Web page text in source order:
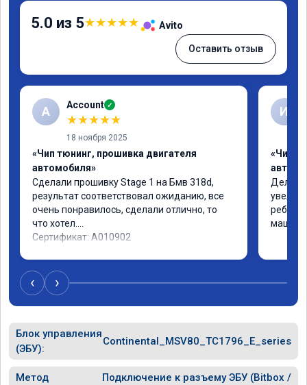
5.0 из 5★★★★★ Avito
Оставить отзыв
A Account ✓
★★★★★
18 ноября 2025
«Чип тюнинг, прошивка двигателя
автомобиля»
Сделали прошивку Stage 1 на Бмв 318d,
результат соответствовал ожиданию, все
очень понравилось, сделали отлично, то
что хотел.
Сертификат: A010902
И
«Чип
Делали
ребята
машина
‹ ›
Блок управления
(ЭБУ):
Continental_MSV80_TC1796_E_series
Метод
Подключение к разъему ЭБУ (Bitbox /